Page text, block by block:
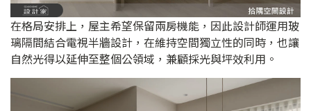
在格局安排上，屋主希望保留兩房機能，因此設計師運用玻
璃隔間結合電視半牆設計，在維持空間獨立性的同時，也讓
自然光得以延伸至整個公領域，兼顧採光與坪效利用。